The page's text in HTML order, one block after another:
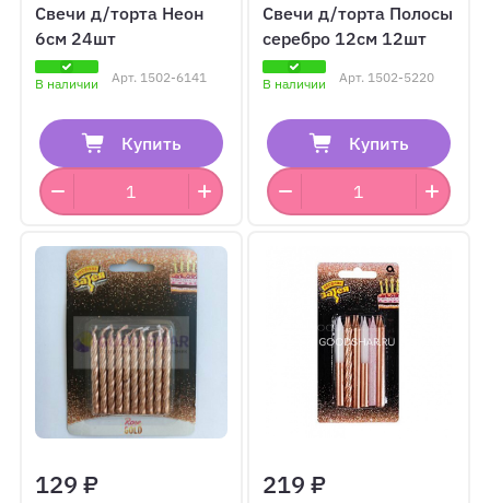
Свечи д/торта Неон
6см 24шт
В наличии Арт. 1502-6141
Купить
Свечи д/торта Полосы
серебро 12см 12шт
В наличии Арт. 1502-5220
Купить
129 ₽ 219 ₽